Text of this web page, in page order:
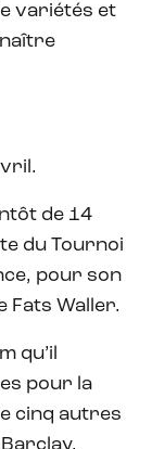
variétés et
de 14
du Tournoi
pour son
Fats Waller.
qu’il
pour la
cinq autres